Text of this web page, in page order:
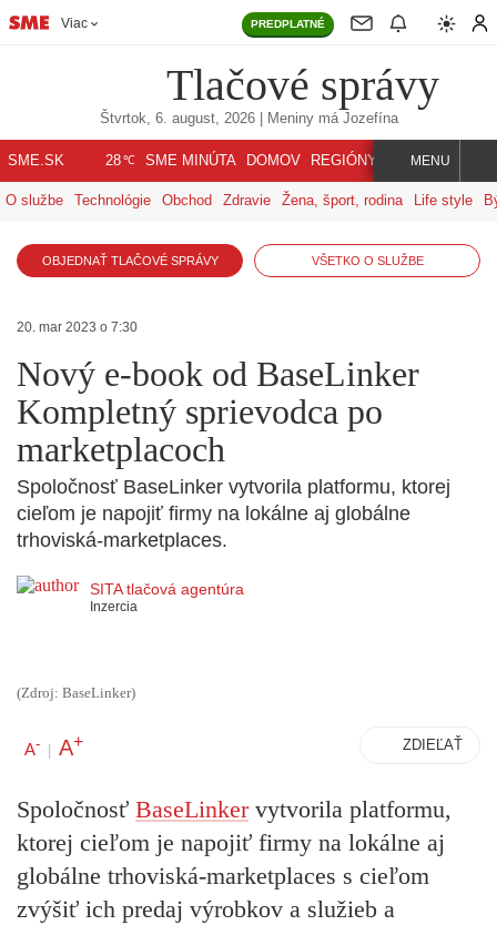
Viac PREDPLATNÉ
Tlačové správy
Štvrtok, 6. august, 2026| Meniny má Jozefína
SME.SK 28℃ SME MINÚTA DOMOV REGIÓNY INDEX SVET
MENU
O službe Technológie Obchod Zdravie Žena, šport, rodina Life style
OBJEDNAŤ TLAČOVÉ SPRÁVY VŠETKO O SLUŽBE
20. mar 2023 o 7:30
Nový e-book od BaseLinker
Kompletný sprievodca po
marketplacoch
Spoločnosť BaseLinker vytvorila platformu, ktorej
cieľom je napojiť firmy na lokálne aj globálne
trhoviská-marketplaces.
SITA tlačová agentúra
Inzercia
(Zdroj: BaseLinker)
A- | A+ ZDIEĽAŤ
Spoločnosť BaseLinkervytvorila platformu,
ktorej cieľom je napojiť firmy na lokálne aj
globálne trhoviská-marketplaces s cieľom
zvýšiť ich predaj výrobkov a služieb a